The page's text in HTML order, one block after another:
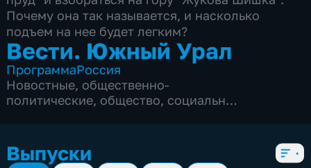
Почему она так называется, и насколько
подъем на нее будет легким?
Вести. Южный Урал
ПрограммаРоссия
Новостные, общественно-
политические, общество, социально-
Выпуски